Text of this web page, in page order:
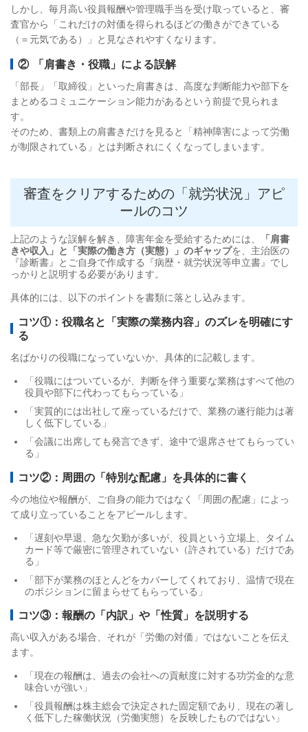
しかし、毎月高い役員報酬や管理職手当を受け取っていると、審
査官から「これだけの対価を得られるほどの働きができている
（＝元気である）」と見なされやすくなります。
② 「肩書き・役職」による誤解
「部長」「取締役」といった肩書きは、高度な判断能力や部下を
まとめるコミュニケーション能力があるという前提で見られま
す。
そのため、書類上の肩書きだけを見ると「精神障害によって労働
が制限されている」とは判断されにくくなってしまいます。
審査をクリアするための「就労状況」アピ
ールのコツ
上記のような誤解を解き、障害年金を受給するためには、
「肩書
きや収入」と「実際の働き方（実態）」のギャップを、主治医の
『診断書』とご自身で作成する『病歴・就労状況等申立書』でし
っかりと説明する必要があります。
具体的には、以下のポイントを書類に落とし込みます。
コツ①：役職名と「実際の業務内容」のズレを明確にす
る
名ばかりの役職になっていないか、具体的に記載します。
「役職にはついているが、判断を伴う重要な業務はすべて他の
役員や部下に代わってもらっている」
「実質的には出社して座っているだけで、業務の遂行能力は著
しく低下している」
「会議に出席しても発言できず、途中で退席させてもらってい
る」
コツ②：周囲の「特別な配慮」を具体的に書く
今の地位や報酬が、ご自身の能力ではなく「周囲の配慮」によっ
て成り立っていることをアピールします。
「遅刻や早退、急な欠勤が多いが、役員という立場上、タイム
カード等で厳密に管理されていない（許されている）だけであ
る」
「部下が業務のほとんどをカバーしてくれており、温情で現在
のポジションに留まらせてもらっている」
コツ③：報酬の「内訳」や「性質」を説明する
高い収入がある場合、それが「労働の対価」ではないことを伝え
ます。
「現在の報酬は、過去の会社への貢献度に対する功労金的な意
味合いが強い」
「役員報酬は株主総会で決定された固定額であり、現在の著し
く低下した稼働状況（労働実態）を反映したものではない」